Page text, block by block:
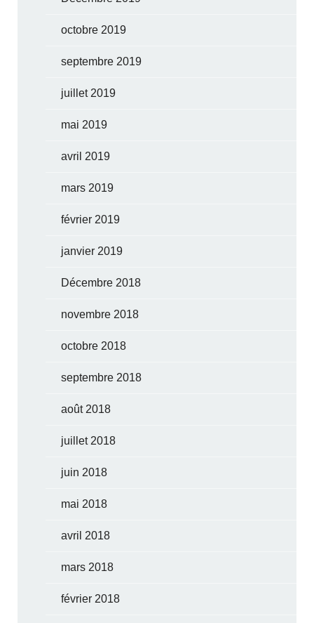
octobre 2019
septembre 2019
juillet 2019
mai 2019
avril 2019
mars 2019
février 2019
janvier 2019
Décembre 2018
novembre 2018
octobre 2018
septembre 2018
août 2018
juillet 2018
juin 2018
mai 2018
avril 2018
mars 2018
février 2018